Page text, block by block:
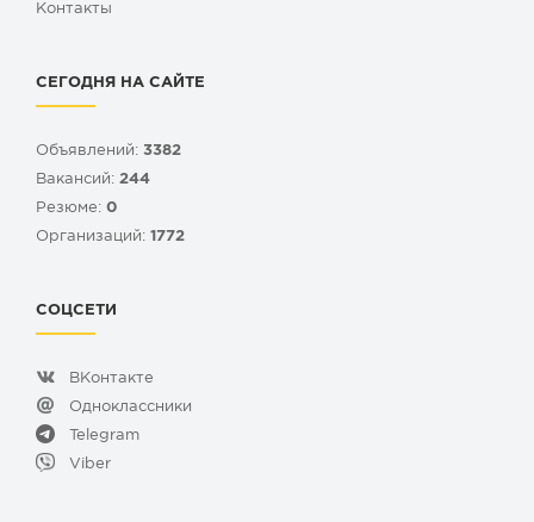
Контакты
СЕГОДНЯ НА САЙТЕ
Объявлений: 3382
Вакансий: 244
Резюме: 0
Организаций: 1772
СОЦСЕТИ
ВКонтакте
Одноклассники
Telegram
Viber